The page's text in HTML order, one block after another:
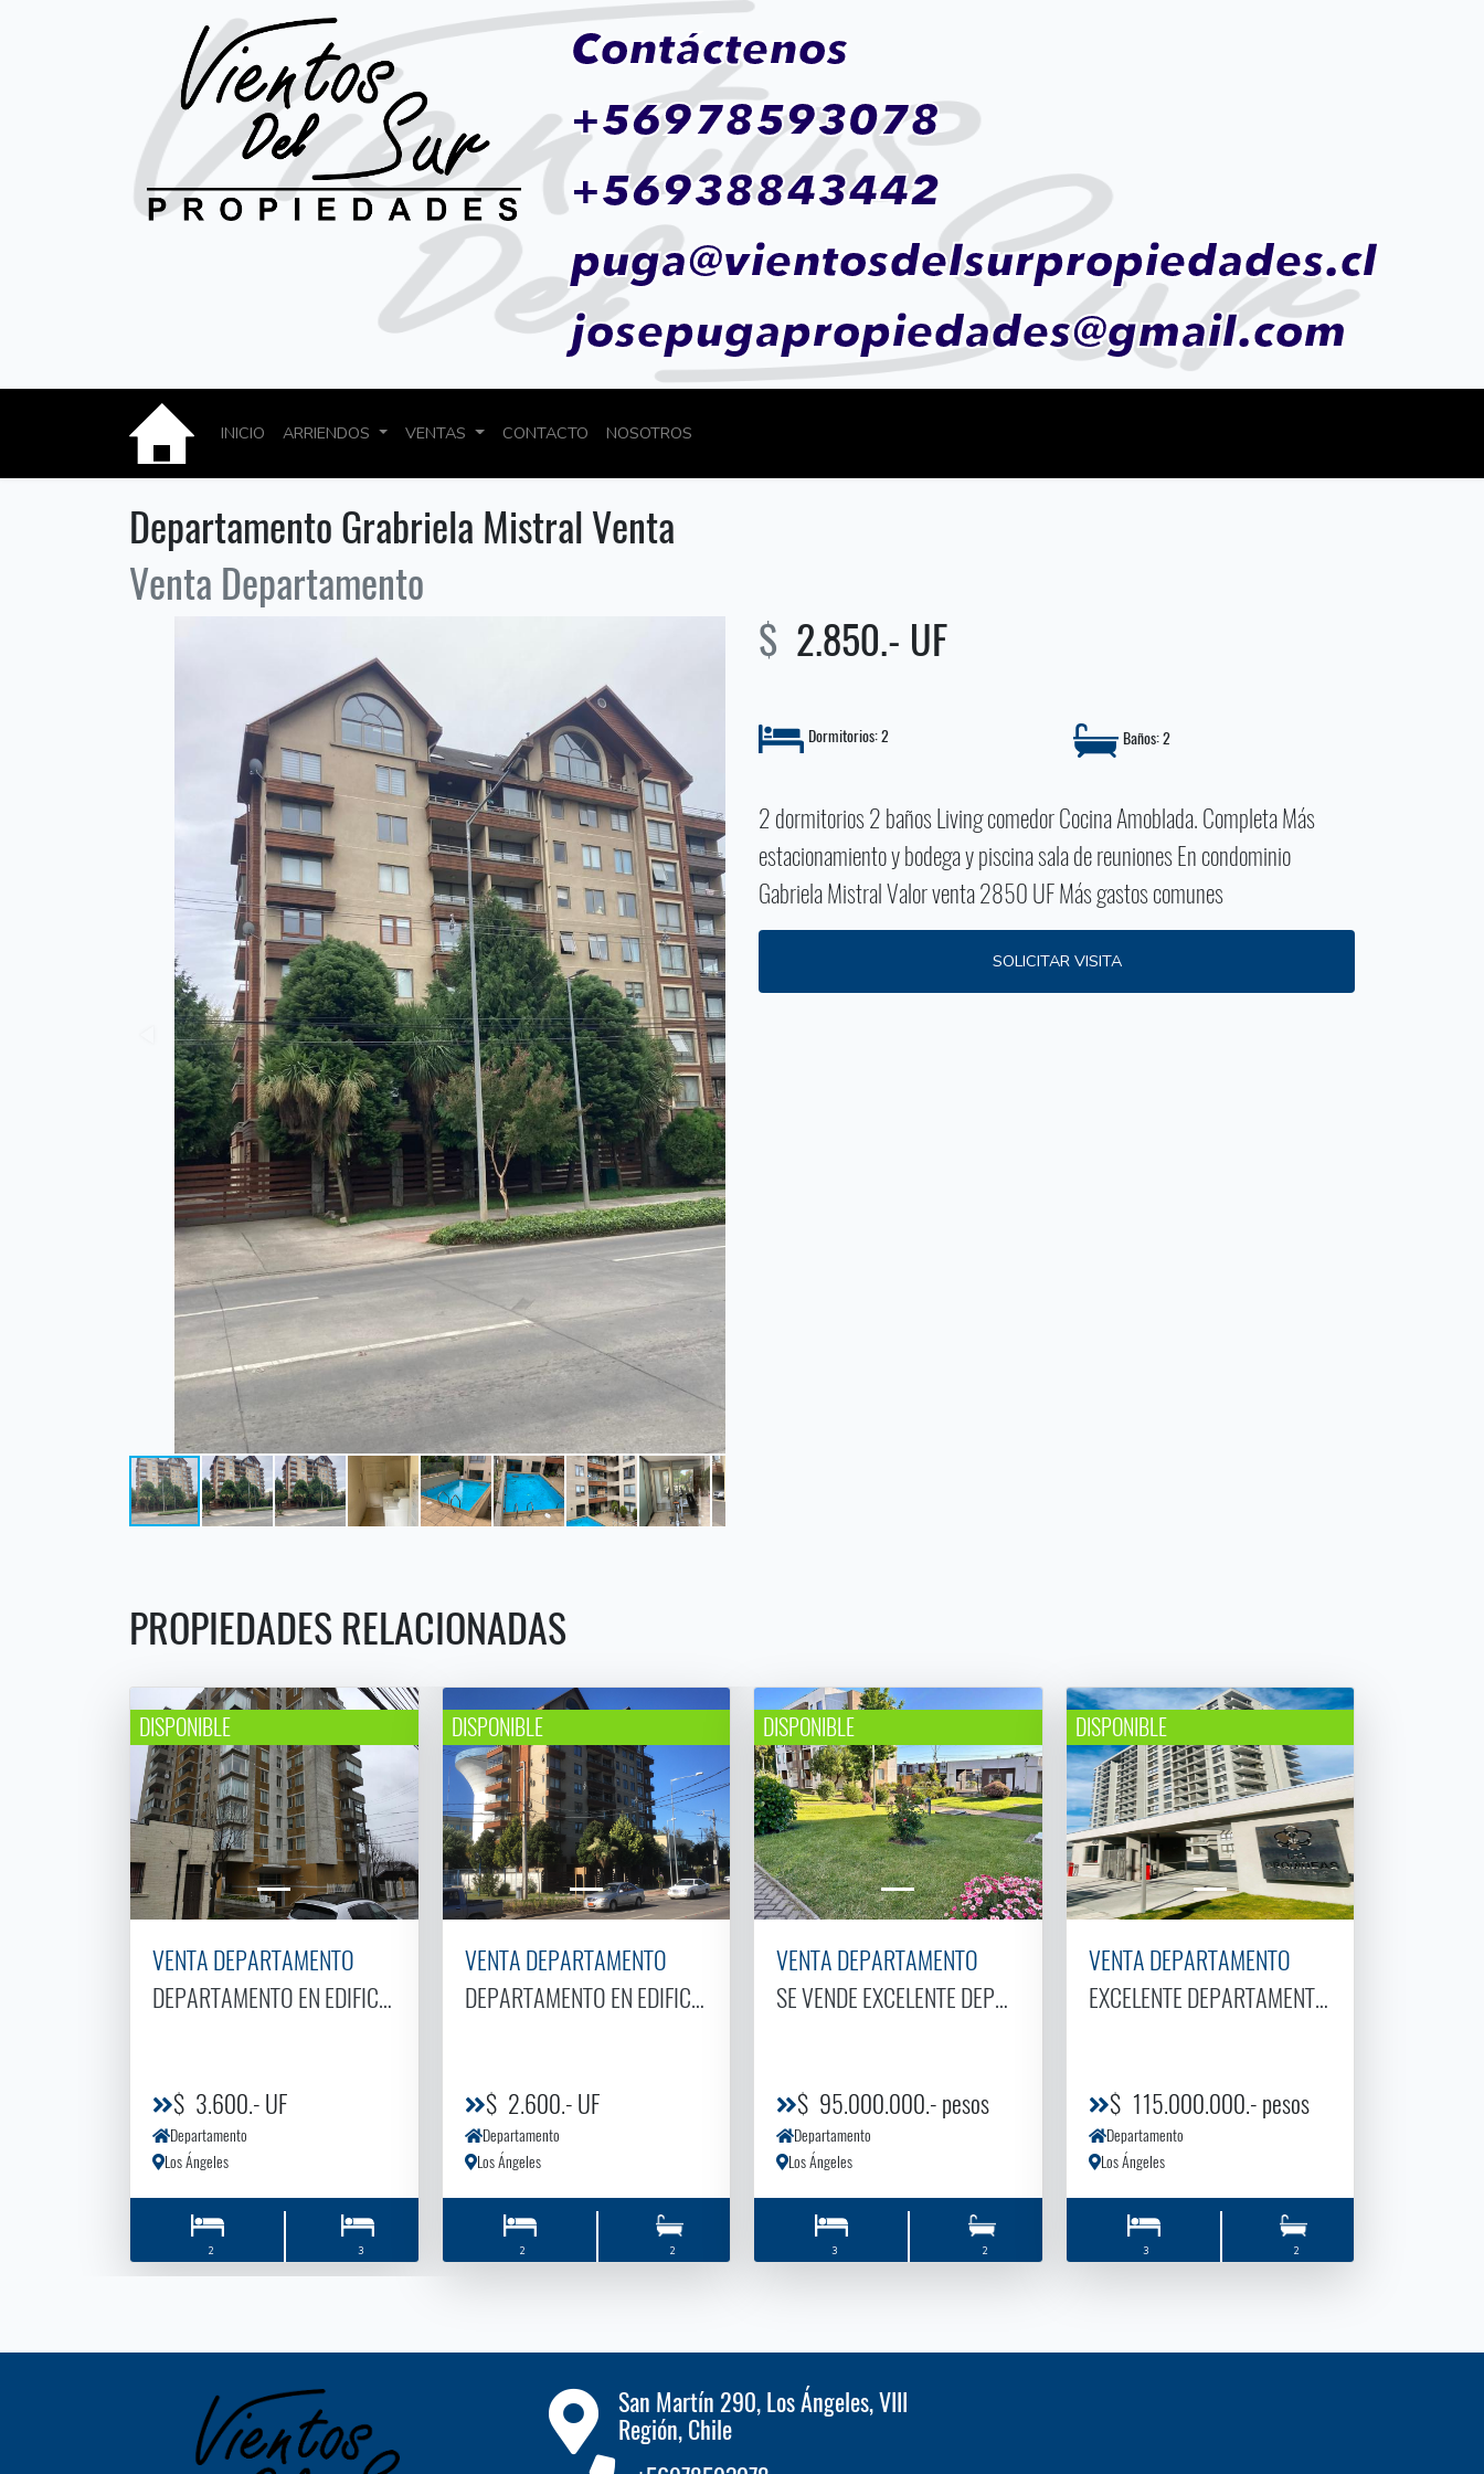
Contáctenos
+56978593078
+56938843442
puga@vientosdelsurpropiedades.cl
josepugapropiedades@gmail.com
INICIO ARRIENDOS VENTAS CONTACTO NOSOTROS
Departamento Grabriela Mistral Venta
Venta Departamento
$ 2.850.- UF
Dormitorios: 2 Baños: 2
2 dormitorios 2 baños Living comedor Cocina Amoblada. Completa Más
estacionamiento y bodega y piscina sala de reuniones En condominio
Gabriela Mistral Valor venta 2850 UF Más gastos comunes
SOLICITAR VISITA
PROPIEDADES RELACIONADAS
DISPONIBLE
VENTA DEPARTAMENTO
DEPARTAMENTO EN EDIFICIO ARAUCO VENTA
$ 3.600.- UF
Departamento
Los Ángeles
2 3
DISPONIBLE
VENTA DEPARTAMENTO
DEPARTAMENTO EN EDIFICIO GRABIELA MISTRAL
$ 2.600.- UF
Departamento
Los Ángeles
2 2
DISPONIBLE
VENTA DEPARTAMENTO
SE VENDE EXCELENTE DEPARTAMENTO EN CONDOMINIO LOS ENCINOS
$ 95.000.000.- pesos
Departamento
Los Ángeles
3 2
DISPONIBLE
VENTA DEPARTAMENTO
EXCELENTE DEPARTAMENTO CONDOMINIO
$ 115.000.000.- pesos
Departamento
Los Ángeles
3 2
San Martín 290, Los Ángeles, VIII
Región, Chile